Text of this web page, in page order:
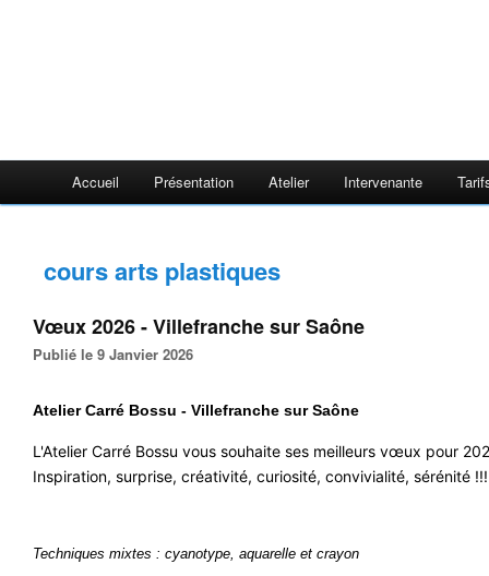
Accueil Présentation Atelier Intervenante
cours arts plastiques
Vœux 2026 - Villefranche sur Saône
Publié le 9 Janvier 2026
Atelier Carré Bossu - Villefranche sur Saône
L'Atelier Carré Bossu vous souhaite ses meilleurs vœux pour
Inspiration, surprise, créativité, curiosité, convivialité, sérénité !!!
Techniques mixtes : cyanotype, aquarelle et crayon